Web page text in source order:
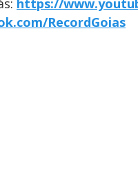
https://
RecordGoias